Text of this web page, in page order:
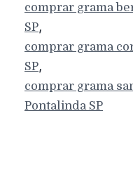
comprar grama
SP,
comprar grama
SP,
comprar grama
Pontalinda SP